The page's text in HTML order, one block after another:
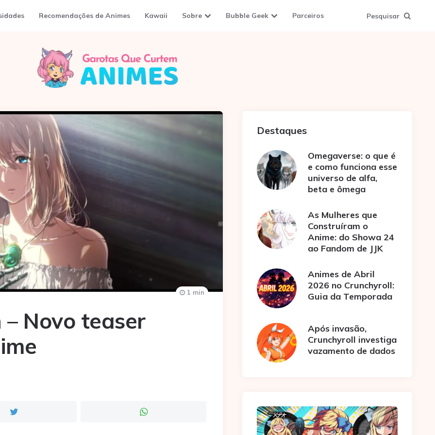
Recomendações de Animes Kawaii Sobre Bubble Geek Parceiros Pesquisar
Novo teaser
1 min
Destaques
Omegaverse: o que é
e como funciona esse
universo de alfa,
beta e ômega
As Mulheres que
Construíram o
Anime: do Showa 24
ao Fandom de JJK
Animes de Abril
2026 no Crunchyroll:
Guia da Temporada
Após invasão,
Crunchyroll investiga
vazamento de dados